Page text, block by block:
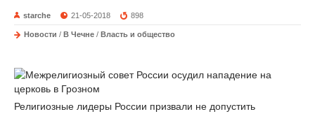
starche 21-05-2018 898
Новости / В Чечне / Власть и общество
Религиозные лидеры России призвали не допустить